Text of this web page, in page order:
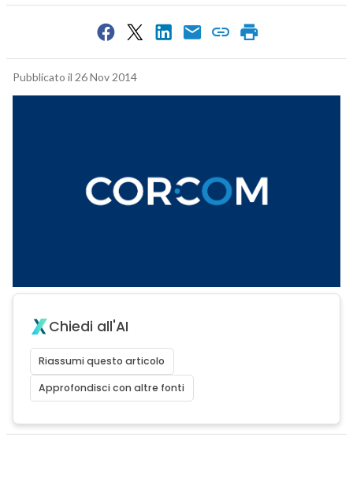
Pubblicato il 26 Nov 2014
Chiedi all'AI
Riassumi questo articolo
Approfondisci con altre fonti